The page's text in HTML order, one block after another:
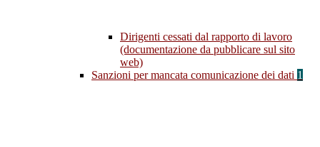
Dirigenti cessati dal rapporto di lavoro
(documentazione da pubblicare sul sito
web)
Sanzioni per mancata comunicazione dei dati 1